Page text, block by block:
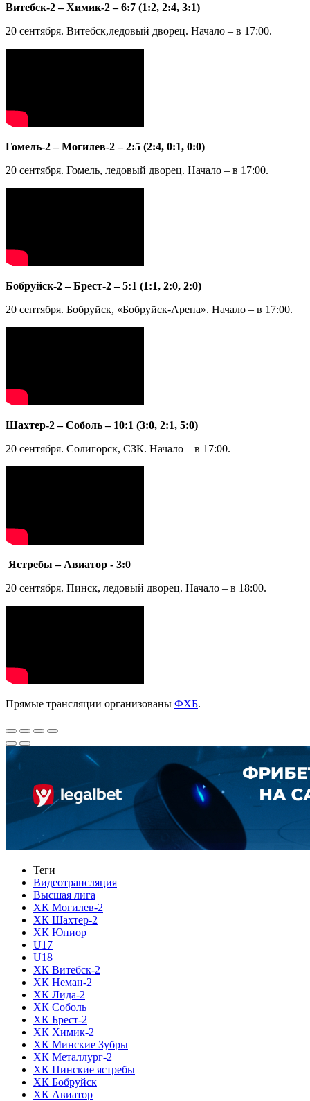
Витебск-2 – Химик-2 – 6:7 (1:2, 2:4, 3:1)
20 сентября. Витебск,ледовый дворец. Начало – в 17:00.
Гомель-2 – Могилев-2 – 2:5 (2:4, 0:1, 0:0)
20 сентября. Гомель, ледовый дворец. Начало – в 17:00.
Бобруйск-2 – Брест-2 – 5:1 (1:1, 2:0, 2:0)
20 сентября. Бобруйск, «Бобруйск-Арена». Начало – в 17:00.
Шахтер-2 – Соболь – 10:1 (3:0, 2:1, 5:0)
20 сентября. Солигорск, СЗК. Начало – в 17:00.
Ястребы – Авиатор - 3:0
20 сентября. Пинск, ледовый дворец. Начало – в 18:00.
Прямые трансляции организованы ФХБ.
Теги
Видеотрансляция
Высшая лига
ХК Могилев-2
ХК Шахтер-2
ХК Юниор
U17
U18
ХК Витебск-2
ХК Неман-2
ХК Лида-2
ХК Соболь
ХК Брест-2
ХК Химик-2
ХК Минские Зубры
ХК Металлург-2
ХК Пинские ястребы
ХК Бобруйск
ХК Авиатор